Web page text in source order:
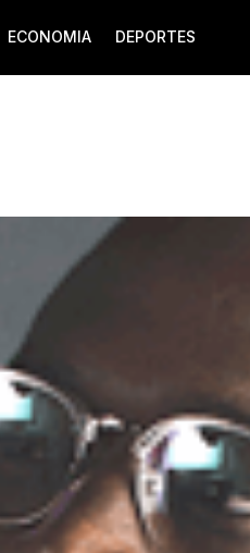
ECONOMIA DEPORTES